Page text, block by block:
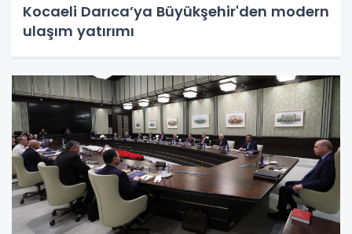
Kocaeli Darıca’ya Büyükşehir'den modern
ulaşım yatırımı